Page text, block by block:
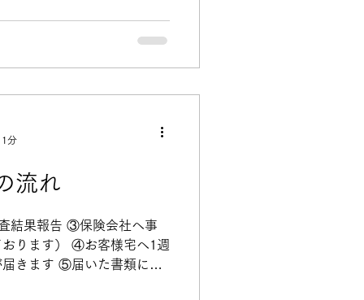
流れ
結果報告 ③保険会社へ事
ります） ④お客様宅へ1週
きます ⑤届いた書類に必
1分